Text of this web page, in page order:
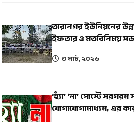
তারানগর ইউনিয়নের
ইফতার ও মতবিনিময়
৩ মার্চ, ২০২৬
‘হ্যাঁ’ ‘না’ পোস্টে
যোগাযোগামাধ্যম, এর